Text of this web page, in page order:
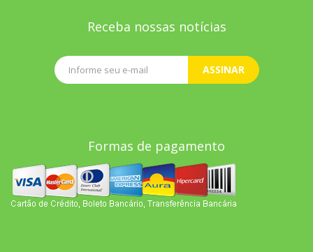
Receba nossas notícias
ASSINAR
Formas de pagamento